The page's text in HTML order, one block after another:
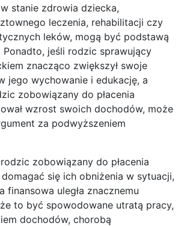
stanie zdrowia dziecka,
leczenia, rehabilitacji czy
leków, mogą być podstawą
Ponadto, jeśli rodzic sprawujący
znacząco zwiększył swoje
jego wychowanie i edukację, a
zobowiązany do płacenia
wzrost swoich dochodów, może
za podwyższeniem
zobowiązany do płacenia
się ich obniżenia w sytuacji,
finansowa uległa znacznemu
to być spowodowane utratą pracy,
dochodów, chorobą